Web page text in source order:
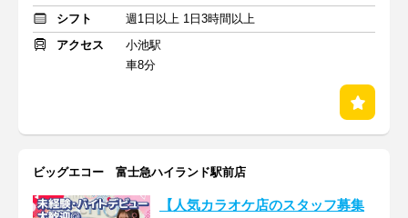
シフト
週1日以上 1日3時間以上
アクセス
小池駅
車8分
ビッグエコー 富士急ハイランド駅前店
【人気カラオケ店のスタッフ募集